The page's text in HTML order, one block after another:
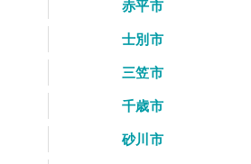
赤平市
士別市
三笠市
千歳市
砂川市